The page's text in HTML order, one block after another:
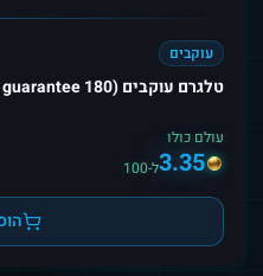
עוקבים
טלגרם עוקבים (180 Days guarantee)
עולם כולו
3.35ל-100